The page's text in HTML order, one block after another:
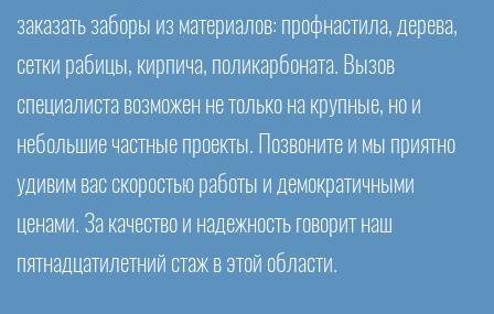
заказать заборы из материалов: профнастила, дерева,
сетки рабицы, кирпича, поликарбоната. Вызов
специалиста возможен не только на крупные, но и
небольшие частные проекты. Позвоните и мы приятно
удивим вас скоростью работы и демократичными
ценами. За качество и надежность говорит наш
пятнадцатилетний стаж в этой области.